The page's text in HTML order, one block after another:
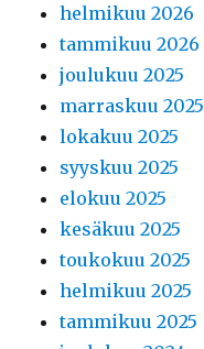
helmikuu 2026
tammikuu 2026
joulukuu 2025
marraskuu 2025
lokakuu 2025
syyskuu 2025
elokuu 2025
kesäkuu 2025
toukokuu 2025
helmikuu 2025
tammikuu 2025